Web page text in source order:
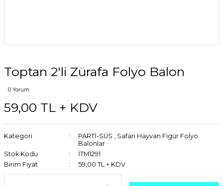
Toptan 2'li Zürafa Folyo Balon
0 Yorum
59,00 TL + KDV
Kategori PARTİ-SÜS , Safari Hayvan Figür Folyo
Balonlar
Stok Kodu
İTM1291
Birim Fiyat
59,00 TL + KDV